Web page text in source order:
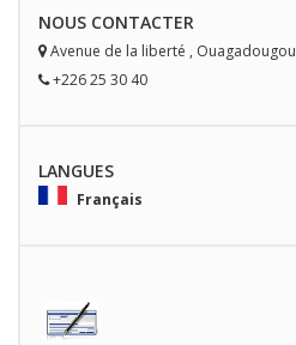
NOUS CONTACTER
Avenue de la liberté , Ouagadougou
+226 25 30 40
LANGUES
Français